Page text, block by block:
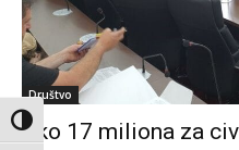
Toggle High Contrast
Društvo
Oko 17 miliona za